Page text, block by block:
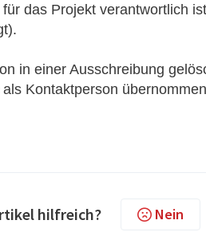
das Projekt verantwortlich
in einer Ausschreibung
Kontaktperson
hilfreich? Nein